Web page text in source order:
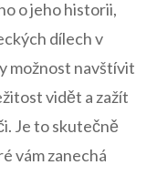
o‍ jeho ⁣historii,⁤
dílech v
možnost navštívit
vidět ‌a zažít
Je to skutečně​
vám zanechá